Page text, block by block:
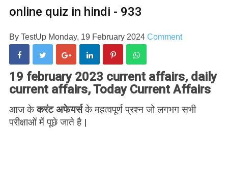
online quiz in hindi - 933
By TestUp Monday, 19 February 2024 Comment
19 february 2023 current affairs, daily
current affairs, Today Current Affairs
आज केकरंट अफेयर्सके महत्वपूर्ण प्रश्न जो लगभग सभी
परीक्षाओं में पूछे जाते है |